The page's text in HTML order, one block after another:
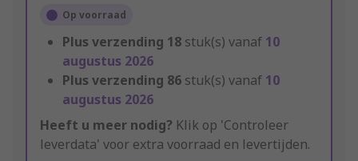
Op voorraad
Plus verzending 18 stuk(s) vanaf 10
augustus 2026
Plus verzending 86 stuk(s) vanaf 10
augustus 2026
Heeft u meer nodig? Klik op 'Controleer
leverdata' voor extra voorraad en levertijden.